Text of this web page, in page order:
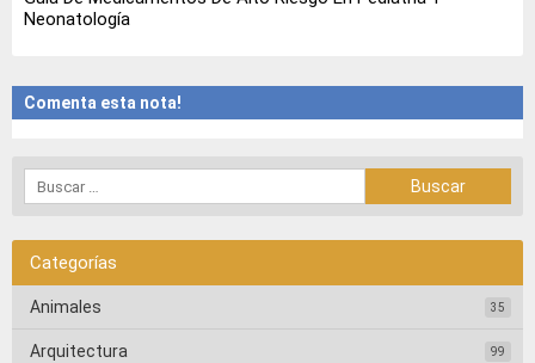
Neonatología
Comenta esta nota!
Categorías
Animales 35
Arquitectura 99